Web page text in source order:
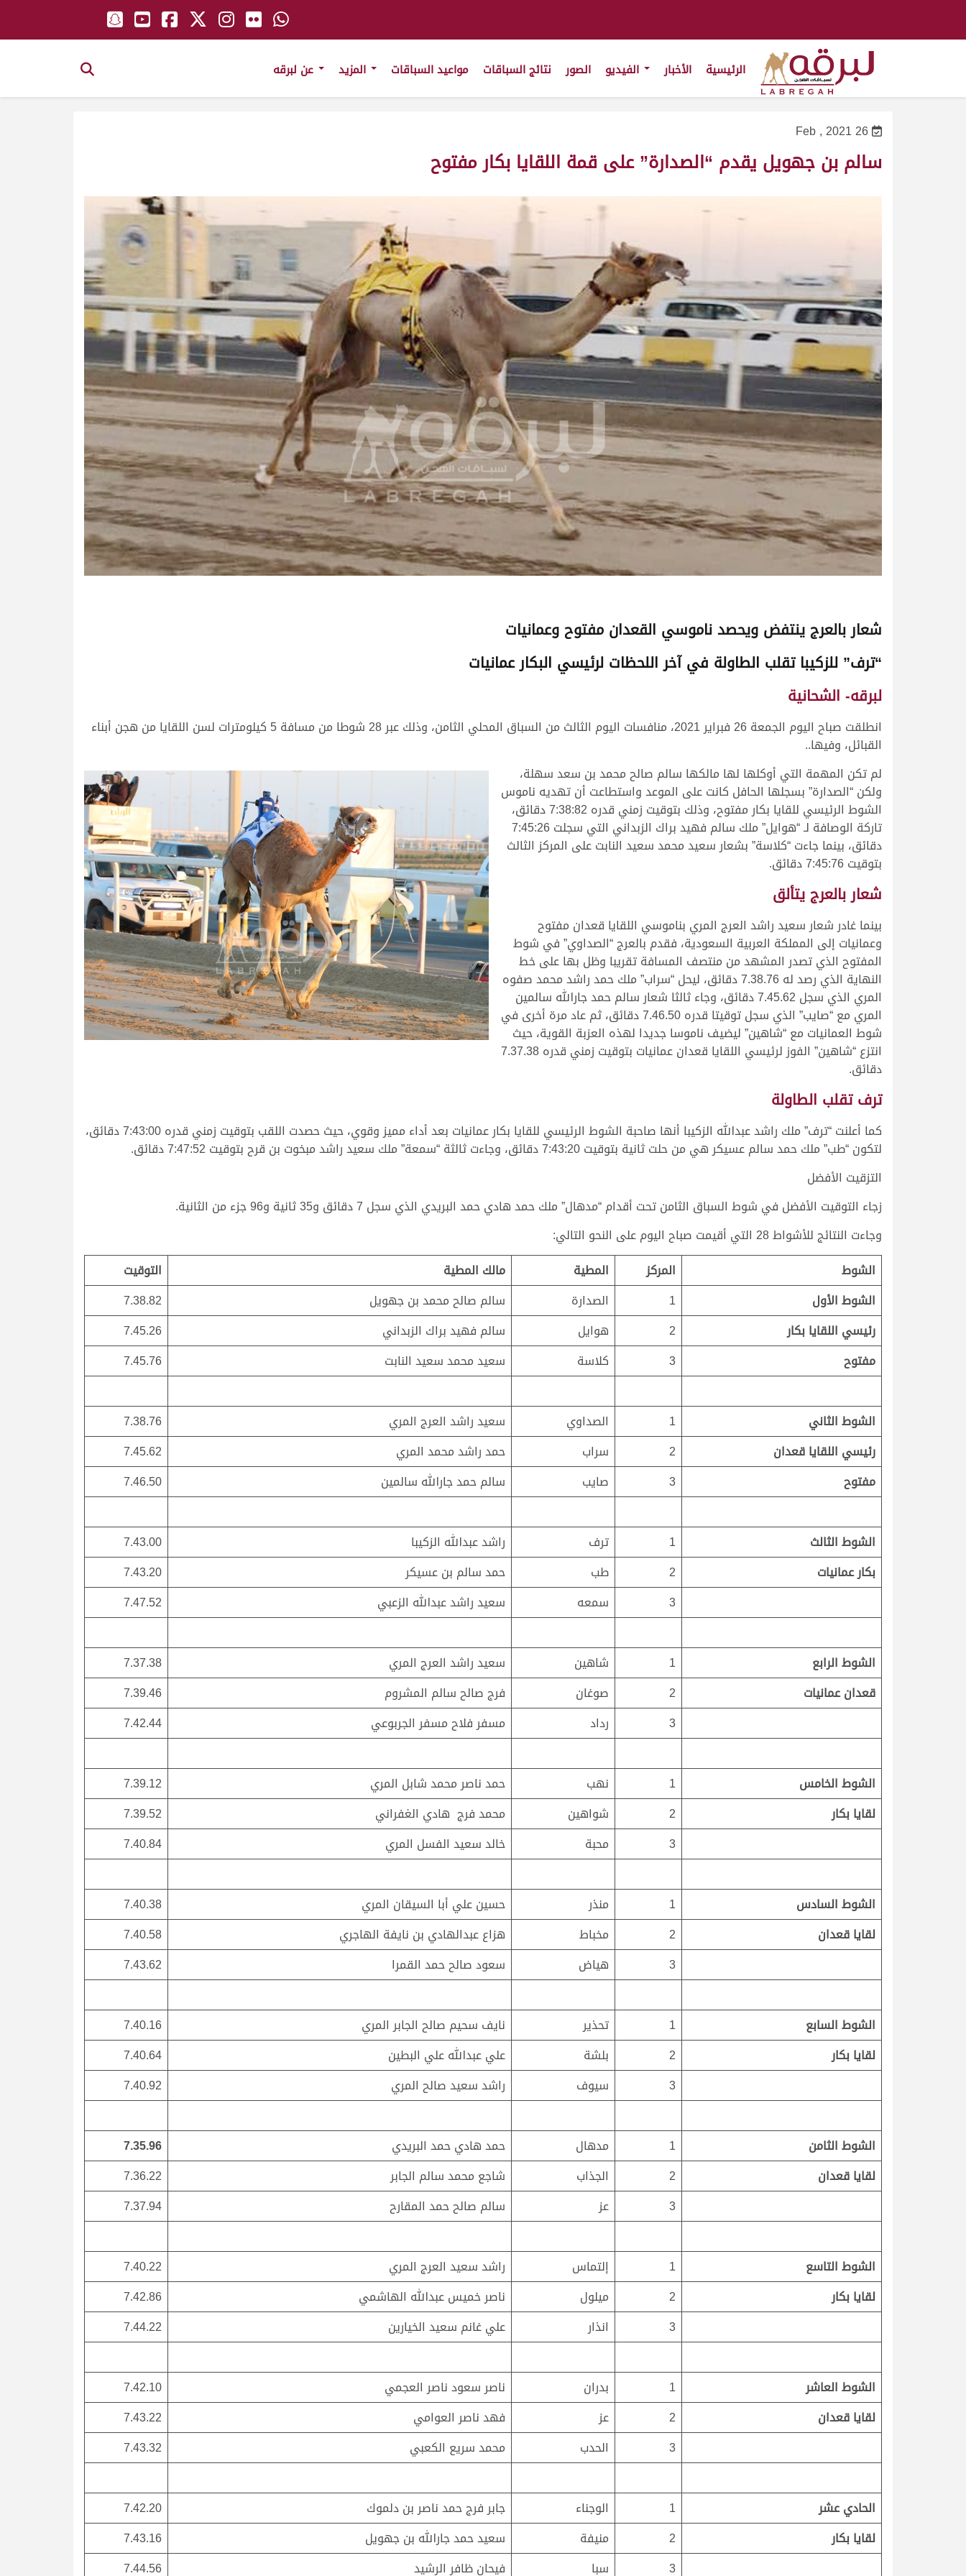
الرئيسية الأخبار الصور نتائج السباقات مواعيد السباقات
26 Feb , 2021
سالم بن جهويل يقدم “الصدارة” على قمة اللقايا بكار مفتوح
شعار بالعرج ينتفض ويحصد ناموسي القعدان مفتوح وعمانيات
“ترف” للزكيبا تقلب الطاولة في آخر اللحظات لرئيسي البكار عمانيات
لبرقه- الشحانية
انطلقت صباح اليوم الجمعة 26 فبراير 2021، منافسات اليوم الثالث من السباق المحلي الثامن، وذلك عبر 28 شوطا من مسافة 5 كيلومترات لسن اللقايا من هجن أبناء
القبائل، وفيها..
لم تكن المهمة التي أوكلها لها مالكها سالم صالح محمد بن سعد سهلة،
ولكن “الصدارة” بسجلها الحافل كانت على الموعد واستطاعت أن تهديه ناموس
الشوط الرئيسي للقايا بكار مفتوح، وذلك بتوقيت زمني قدره 7:38:82 دقائق،
تاركة الوصافة لـ “هوايل” ملك سالم فهيد براك الزبداني التي سجلت 7:45:26
دقائق، بينما جاءت “كلاسة” بشعار سعيد محمد سعيد النابت على المركز الثالث
بتوقيت 7:45:76 دقائق.
شعار بالعرج يتألق
بينما غادر شعار سعيد راشد العرج المري بناموسي اللقايا قعدان مفتوح
وعمانيات إلى المملكة العربية السعودية، فقدم بالعرج “الصداوي” في شوط
المفتوح الذي تصدر المشهد من منتصف المسافة تقريبا وظل بها على خط
النهاية الذي رصد له 7.38.76 دقائق، ليحل “سراب” ملك حمد راشد محمد صفوه
المري الذي سجل 7.45.62 دقائق، وجاء ثالثا شعار سالم حمد جارالله سالمين
المري مع “صايب” الذي سجل توقيتا قدره 7.46.50 دقائق، ثم عاد مرة أخرى في
شوط العمانيات مع “شاهين” ليضيف ناموسا جديدا لهذه العزبة القوية، حيث
انتزع “شاهين” الفوز لرئيسي اللقايا قعدان عمانيات بتوقيت زمني قدره 7.37.38
دقائق.
ترف تقلب الطاولة
كما أعلنت “ترف” ملك راشد عبدالله الزكيبا أنها صاحبة الشوط الرئيسي للقايا بكار عمانيات بعد أداء مميز وقوي، حيث حصدت اللقب بتوقيت زمني قدره 7:43:00 دقائق،
لتكون “طب” ملك حمد سالم عسيكر هي من حلت ثانية بتوقيت 7:43:20 دقائق، وجاءت ثالثة “سمعة” ملك سعيد راشد مبخوت بن قرح بتوقيت 7:47:52 دقائق.
التزقيت الأفضل
زجاء التوقيت الأفضل في شوط السباق الثامن تحت أقدام “مدهال” ملك حمد هادي حمد البريدي الذي سجل 7 دقائق و35 ثانية و96 جزء من الثانية.
وجاءت النتائج للأشواط 28 التي أقيمت صباح اليوم على النحو التالي:
الشوط
المركز المطية مالك المطية
التوقيت
الشوط الأول
1 الصدارة سالم صالح محمد بن جهويل
7.38.82
رئيسي اللقايا بكار
2 هوايل سالم فهيد براك الزبداني
7.45.26
مفتوح
3 كلاسة سعيد محمد سعيد النابت 7.45.76
الشوط الثاني 1 الصداوي سعيد راشد العرج المري
7.38.76
رئيسي اللقايا قعدان
2 سراب حمد راشد محمد المري
7.45.62
مفتوح
3 صايب سالم حمد جارالله سالمين 7.46.50
الشوط الثالث 1 ترف راشد عبدالله الزكيبا
7.43.00
بكار عمانيات
2 طب حمد سالم بن عسيكر
7.43.20
3
سمعه سعيد راشد عبدالله الزعبي 7.47.52
الشوط الرابع 1 شاهين سعيد راشد العرج المري
7.37.38
قعدان عمانيات
2 صوغان فرج صالح سالم المشروم
7.39.46
3
رداد مسفر فلاح مسفر الجربوعي 7.42.44
الشوط الخامس 1 نهب حمد ناصر محمد شابل المري
7.39.12
لقايا بكار
2 شواهين محمد فرج هادي الغفراني
7.39.52
3
محبة خالد سعيد الفسل المري 7.40.84
الشوط السادس 1 منذر حسين علي أبا السيقان المري
7.40.38
لقايا قعدان
2 مخباط هزاع عبدالهادي بن نايفة الهاجري
7.40.58
3
هياض سعود صالح حمد القمرا 7.43.62
الشوط السابع 1 تحذير نايف سحيم صالح الجابر المري
7.40.16
لقايا بكار
2 بلشة علي عبدالله علي البطين
7.40.64
3
سيوف راشد سعيد صالح المري 7.40.92
الشوط الثامن 1 مدهال حمد هادي حمد البريدي
7.35.96
لقايا قعدان
2 الجذاب شاجع محمد سالم الجابر
7.36.22
3
عز سالم صالح حمد المقارح 7.37.94
الشوط التاسع 1 إلتماس راشد سعيد العرج المري
7.40.22
لقايا بكار
2 ميلول ناصر خميس عبدالله الهاشمي
7.42.86
3
انذار علي غانم سعيد الخيارين 7.44.22
الشوط العاشر 1 بدران ناصر سعود ناصر العجمي
7.42.10
لقايا قعدان
2 عز فهد ناصر العوامي
7.43.22
3
الحدب محمد سريع الكعبي 7.43.32
الحادي عشر 1 الوجناء جابر فرج حمد ناصر بن دلموك
7.42.20
لقايا بكار
2 منيفة سعيد حمد جارالله بن جهويل
7.43.16
3
سبا فيحان ظافر الرشيد 7.44.56